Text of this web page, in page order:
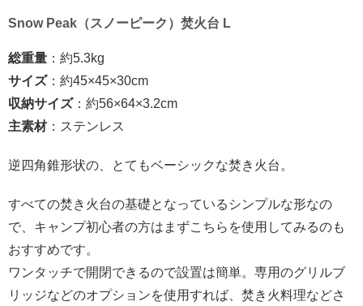
Snow Peak（スノーピーク）焚火台 L
総重量 ：約5.3kg
サイズ：約45×45×30cm
収納サイズ：約56×64×3.2cm
主素材：ステンレス
逆四角錐形状の、とてもベーシックな焚き火台。
すべての焚き火台の基礎となっているシンプルな形なの
で、キャンプ初心者の方はまずこちらを使用してみるのも
おすすめです。
ワンタッチで開閉できるので設置は簡単。専用のグリルブ
リッジなどのオプションを使用すれば、焚き火料理などさ